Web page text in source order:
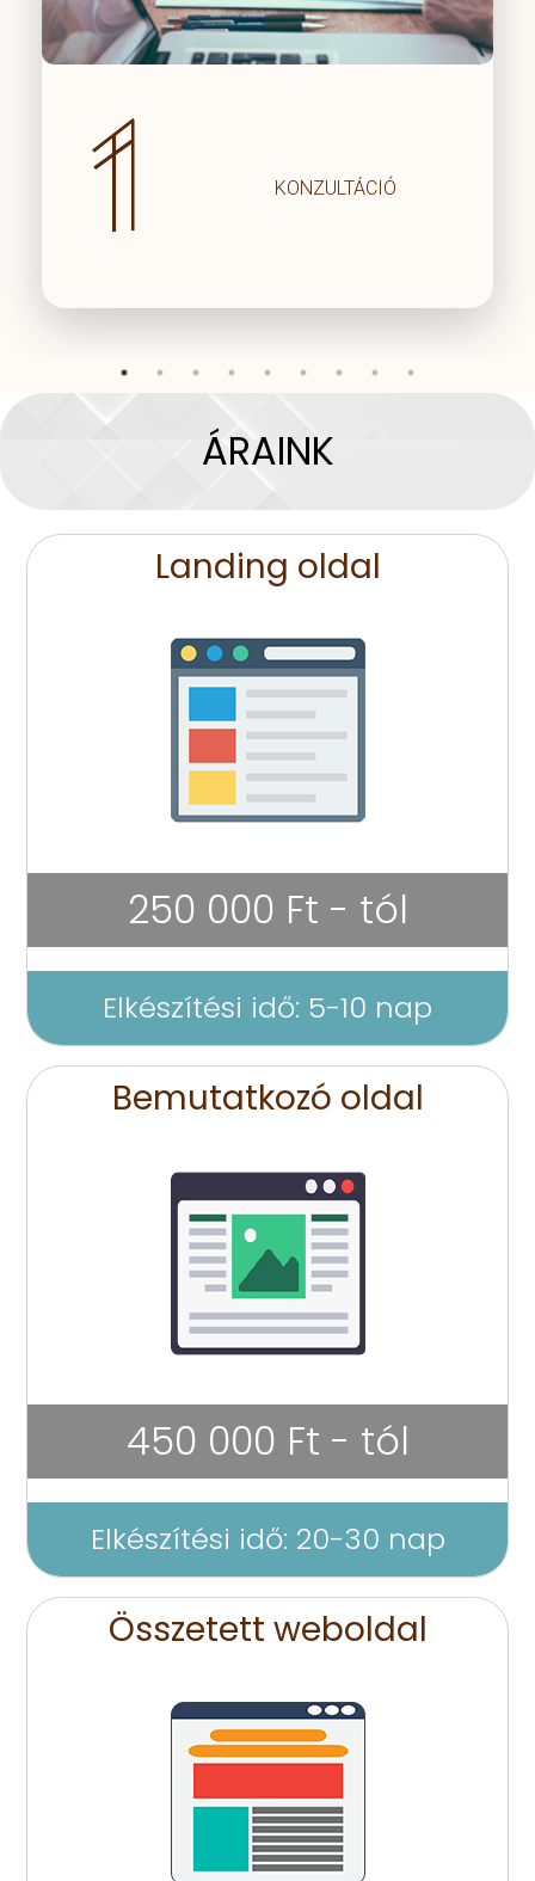
1 KONZULTÁCIÓ
ÁRAINK
Landing oldal
250 000 Ft - tól
Elkészítési idő: 5-10 nap
Bemutatkozó oldal
450 000 Ft - tól
Elkészítési idő: 20-30 nap
Összetett weboldal